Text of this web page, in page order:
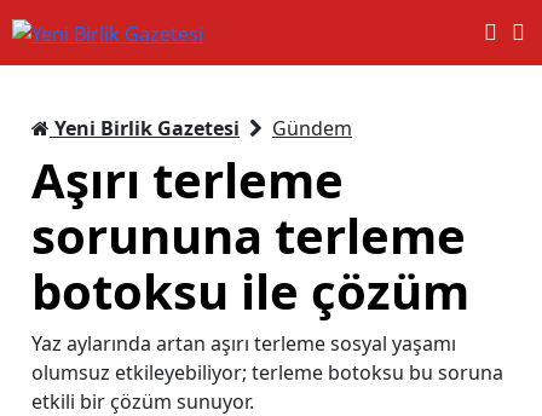
Yeni Birlik Gazetesi Gündem
Aşırı terleme
sorununa terleme
botoksu ile çözüm
Yaz aylarında artan aşırı terleme sosyal yaşamı
olumsuz etkileyebiliyor; terleme botoksu bu soruna
etkili bir çözüm sunuyor.